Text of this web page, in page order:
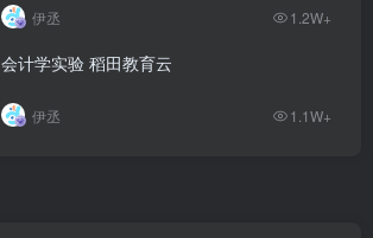
伊丞 1.2W+
会计学实验 稻田教育云
伊丞 1.1W+